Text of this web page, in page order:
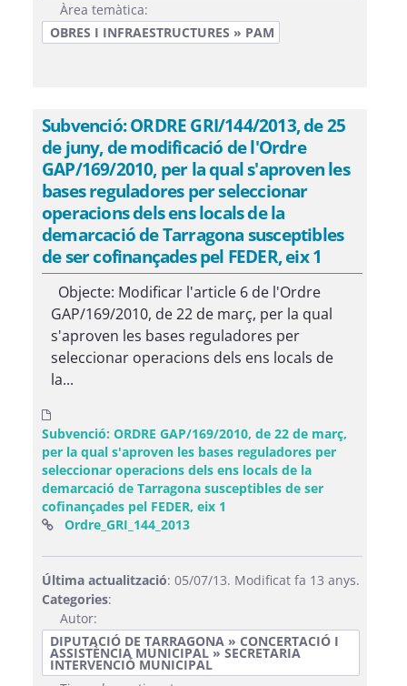
Àrea temàtica:
OBRES I INFRAESTRUCTURES » PAM
Subvenció: ORDRE GRI/144/2013, de 25
de juny, de modificació de l'Ordre
GAP/169/2010, per la qual s'aproven les
bases reguladores per seleccionar
operacions dels ens locals de la
demarcació de Tarragona susceptibles
de ser cofinançades pel FEDER, eix 1
Objecte: Modificar l'article 6 de l'Ordre
GAP/169/2010, de 22 de març, per la qual
s'aproven les bases reguladores per
seleccionar operacions dels ens locals de
la...
Subvenció: ORDRE GAP/169/2010, de 22 de març,
per la qual s'aproven les bases reguladores per
seleccionar operacions dels ens locals de la
demarcació de Tarragona susceptibles de ser
cofinançades pel FEDER, eix 1
Ordre_GRI_144_2013(Obre una finestra nova)
Última actualització: 05/07/13. Modificat fa 13 anys.
Categories:
Autor:
DIPUTACIÓ DE TARRAGONA » CONCERTACIÓ I
ASSISTÈNCIA MUNICIPAL » SECRETARIA
INTERVENCIÓ MUNICIPAL